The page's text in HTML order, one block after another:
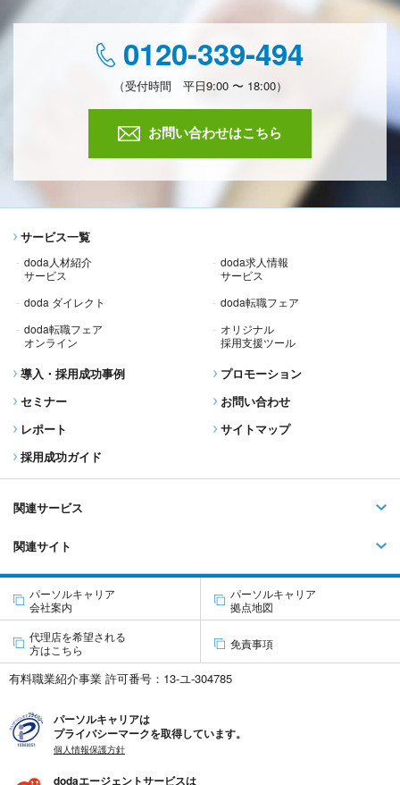
0120-339-494
（受付時間 平日9:00 〜 18:00）
お問い合わせはこちら
サービス一覧
doda人材紹介
サービス
doda求人情報
サービス
doda ダイレクト
doda転職フェア
doda転職フェア
オンライン
オリジナル
採用支援ツール
導入・採用成功事例
セミナー
レポート
採用成功ガイド
プロモーション
お問い合わせ
サイトマップ
関連サービス
関連サイト
パーソルキャリア
会社案内
パーソルキャリア
拠点地図
代理店を希望される
方はこちら
免責事項
有料職業紹介事業 許可番号：13-ユ-304785
パーソルキャリアは
プライバシーマークを取得しています。
個人情報保護方針
dodaエージェントサービスは